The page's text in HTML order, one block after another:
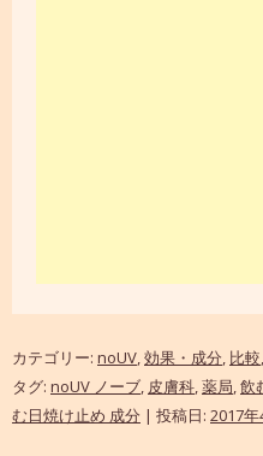
カテゴリー: noUV,効果・成分, 比較,
タグ: noUV ノーブ, 皮膚科,薬局,飲
む日焼け止め 成分 | 投稿日: 2017年